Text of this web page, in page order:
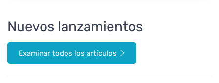
Nuevos lanzamientos
Examinar todos los artículos